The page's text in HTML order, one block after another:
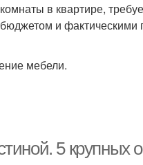
в квартире,
и фактическими
мебели.
5 крупных